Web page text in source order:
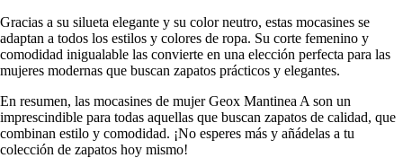
Gracias a su silueta elegante y su color neutro, estas mocasines se
adaptan a todos los estilos y colores de ropa. Su corte femenino y
comodidad inigualable las convierte en una elección perfecta para las
mujeres modernas que buscan zapatos prácticos y elegantes.
En resumen, las mocasines de mujer Geox Mantinea A son un
imprescindible para todas aquellas que buscan zapatos de calidad, que
combinan estilo y comodidad. ¡No esperes más y añádelas a tu
colección de zapatos hoy mismo!